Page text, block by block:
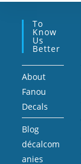
To
Know
Us
Better
About
Fanou
Decals
Blog
décalcom
anies